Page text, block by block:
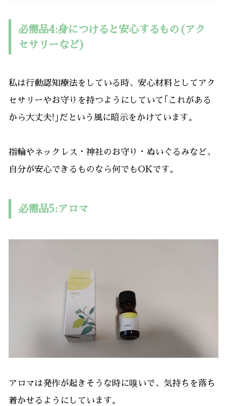
必需品4:身につけると安心するもの(アク
セサリーなど)
私は行動認知療法をしている時、安心材料としてアク
セサリーやお守りを持つようにしていて｢これがある
から大丈夫!｣だという風に暗示をかけています。
指輪やネックレス・神社のお守り・ぬいぐるみなど、
自分が安心できるものなら何でもOKです。
必需品5:アロマ
アロマは発作が起きそうな時に嗅いで、気持ちを落ち
着かせるようにしています。